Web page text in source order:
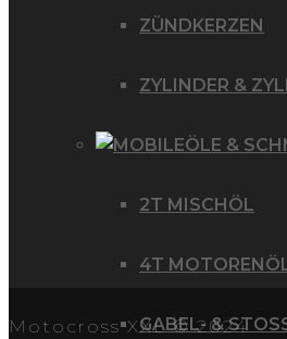
ZÜNDKERZEN
ZYLINDER &
ÖLE &
2T MISCHÖL
4T
GABEL- &
Motocross XXL © 2024